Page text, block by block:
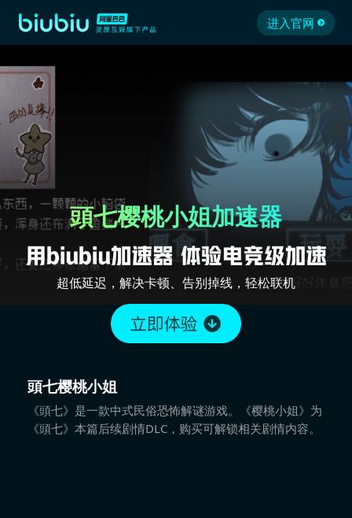
进入官网
頭七樱桃小姐加速器
超低延迟，解决卡顿、告别掉线，轻松联机
頭七樱桃小姐
《頭七》是一款中式民俗恐怖解谜游戏。《樱桃小姐》为
《頭七》本篇后续剧情DLC，购买可解锁相关剧情内容。